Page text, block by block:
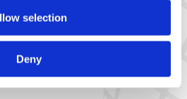
selection
Deny
et prêt pour une
accrue